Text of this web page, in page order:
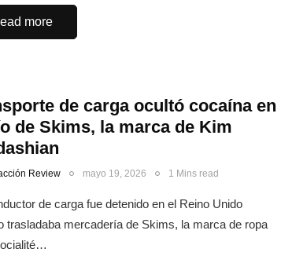
more
de carga ocultó cocaína en
de Skims, la marca de Kim
Review mayo 19, 2026 1 Mins read
de carga fue detenido en el Reino Unido
trasladaba mercadería de Skims, la marca de ropa